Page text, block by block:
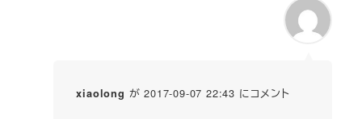
xiaolong が 2017-09-07 22:43 にコメント